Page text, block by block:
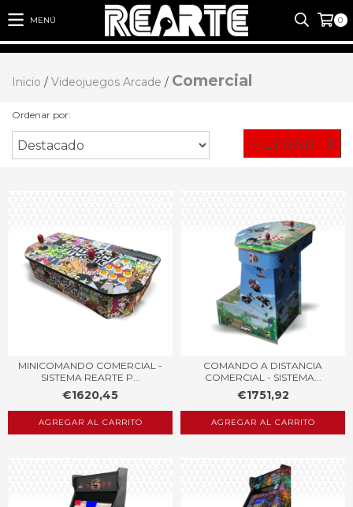
MENÚ 0
Inicio / Videojuegos Arcade / Comercial
Ordenar por:
FILTRAR
MINICOMANDO COMERCIAL -
SISTEMA REARTE P...
€1620,45
AGREGAR AL CARRITO
COMANDO A DISTANCIA
COMERCIAL - SISTEMA...
€1751,92
AGREGAR AL CARRITO